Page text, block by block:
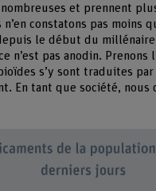
et prennent
constatons pas moins
le début du
n’est pas anodin. Prenons
s’y sont traduites
En tant que société,